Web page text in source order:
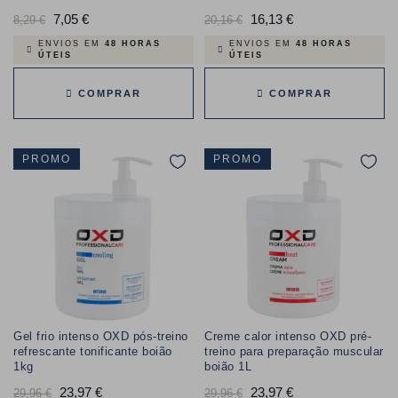
Preço
normal
8,29 € 7,05 €Preço
ENVIOS EM 48 HORAS
ÚTEIS
COMPRAR
Preço
normal
20,16 € 16,13 €Preço
ENVIOS EM 48 HORAS
ÚTEIS
COMPRAR
PROMO
Gel frio intenso OXD pós-treino
refrescante tonificante boião
1kg
Preço
29,96 € 23,97 €Preço
PROMO
Creme calor intenso OXD pré-
treino para preparação muscular
boião 1L
Preço
29,96 € 23,97 €Preço